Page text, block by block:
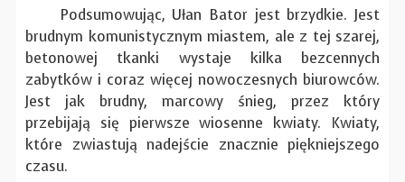
Podsumowując, Ułan Bator jest brzydkie. Jest
brudnym komunistycznym miastem, ale z tej szarej,
betonowej tkanki wystaje kilka bezcennych
zabytków i coraz więcej nowoczesnych biurowców.
Jest jak brudny, marcowy śnieg, przez który
przebijają się pierwsze wiosenne kwiaty. Kwiaty,
które zwiastują nadejście znacznie piękniejszego
czasu.